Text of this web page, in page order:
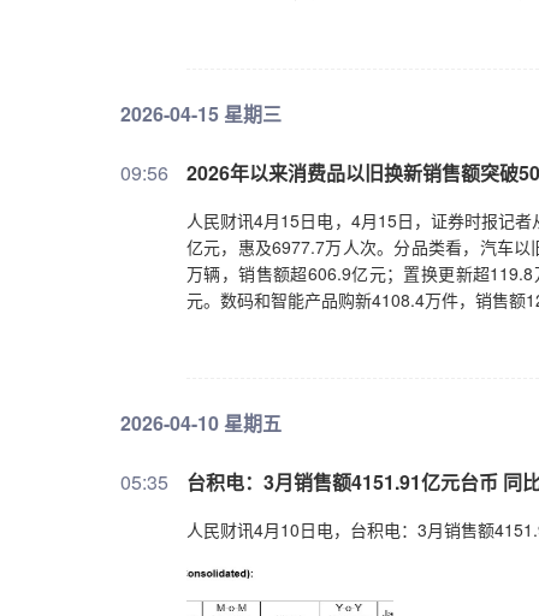
2026-04-15 星期三
09:56 2026年以来消费品以旧换新销售额突破
人民财讯4月15日电，4月15日，证券时报记
亿元，惠及6977.7万人次。分品类看，汽车
万辆，销售额超606.9亿元；置换更新超
元。数码和智能产品购新4108.4万件，销售额
2026-04-10 星期五
05:35 台积电：3月销售额4151.91亿元台币 同
人民财讯4月10日电，台积电：3月销售额